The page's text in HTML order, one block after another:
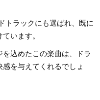
トラックにも選ばれ、既に
います。
込めたこの楽曲は、ドラ
を与えてくれるでしょ